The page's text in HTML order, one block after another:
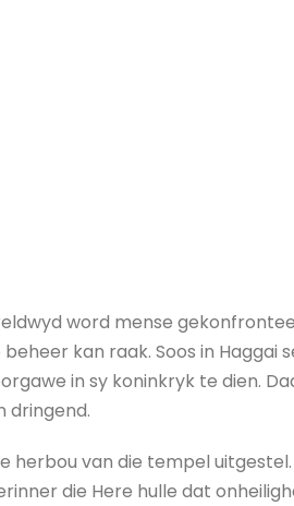
word mense
kan raak. Soos in Haggai
in sy koninkryk te dien.
dringend.
herbou van die tempel uitgestel.
die Here hulle dat